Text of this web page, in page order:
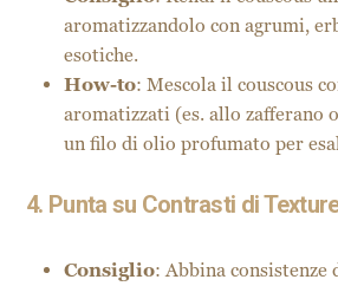
aromatizzandolo con agrumi,
esotiche.
How-to: Mescola il couscous
aromatizzati (es. allo zafferano
un filo di olio profumato per
4. Punta su Contrasti di
Consiglio: Abbina consistenze